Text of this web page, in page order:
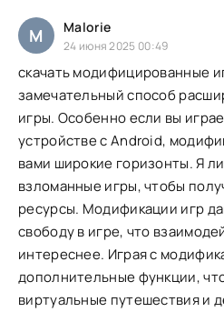
M Malorie
24 июня 2025 00:49
скачать модифицированные
замечательный способ
игры. Особенно если вы
устройстве с Android,
вами широкие горизонты. Я
взломанные игры, чтобы
ресурсы. Модификации игр
свободу в игре, что
интереснее. Играя с
дополнительные функции,
виртуальные путешествия и